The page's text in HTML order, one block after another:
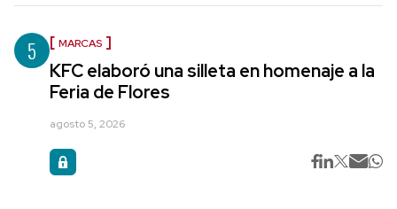
5 MARCAS
KFC elaboró una silleta en homenaje a la
Feria de Flores
agosto 5, 2026